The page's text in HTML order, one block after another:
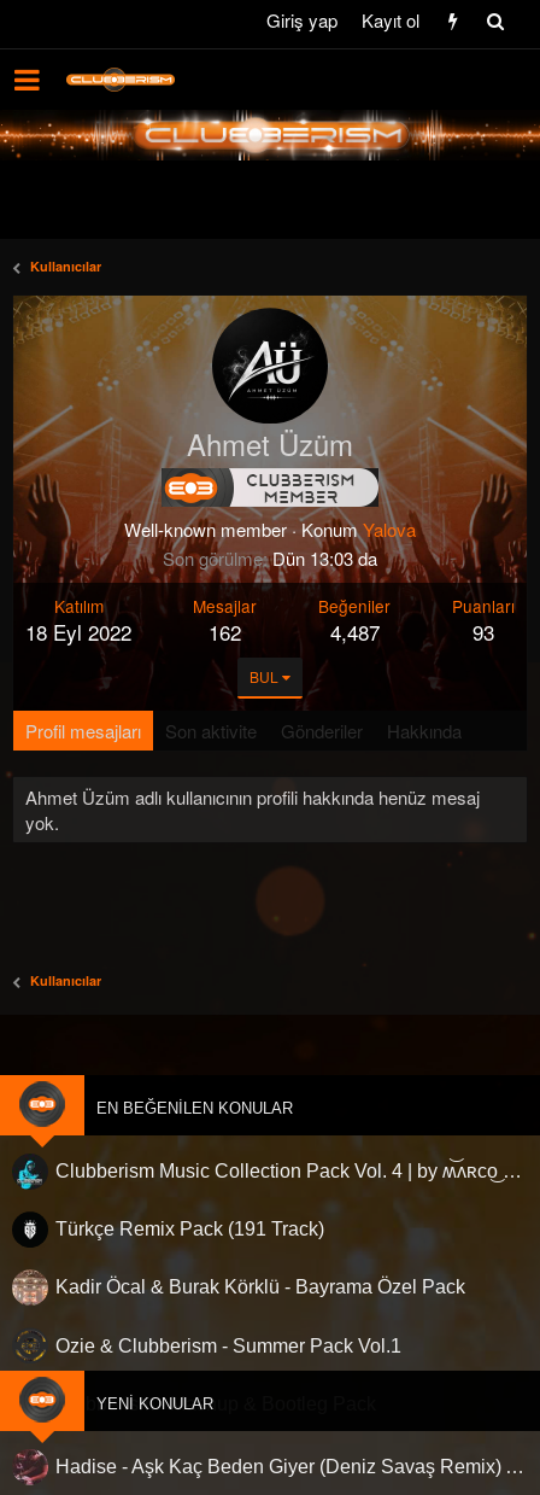
Giriş yap Kayıt ol
Kullanıcılar
Ahmet Üzüm
Well-known member ·KonumYalova
Son görülme Dün 13:03 da
Katılım
18 Eyl 2022
Mesajlar
162
Beğeniler
4,487
Puanları
93
BUL
Profil mesajları Son aktivite Gönderiler Hakkında
Ahmet Üzüm adlı kullanıcının profili hakkında henüz mesaj
yok.
Kullanıcılar
EN BEĞENILEN KONULAR
Clubberism Music Collection Pack Vol. 4 | by ʍ͝ʌʀco͜ ʌɴϯσɴio ҇
Türkçe Remix Pack (191 Track)
Kadir Öcal & Burak Körklü - Bayrama Özel Pack
Ozie & Clubberism - Summer Pack Vol.1
Clubberism - Mashup & Bootleg Pack
YENI KONULAR
Hadise - Aşk Kaç Beden Giyer (Deniz Savaş Remix) Afro House